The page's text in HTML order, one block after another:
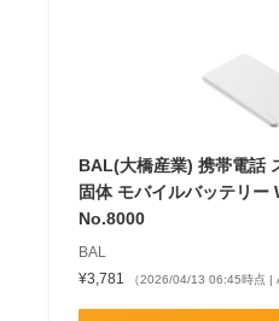
BAL(大橋産業) 携帯電話
固体 モバイルバッテリー
No.8000
BAL
¥3,781
（2026/04/13 06:45時点 |